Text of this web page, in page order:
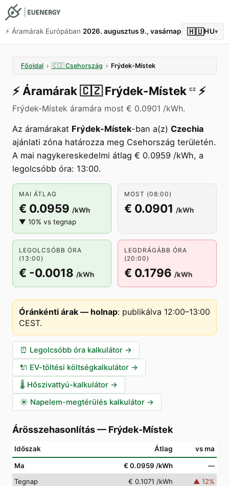
⚡️ Áramárak Európában 2026. augusztus 9., vasárnap 🇭🇺HU▾
Főoldal › 🇨🇿 Csehország › Frýdek-Místek
⚡️ Áramárak🇨🇿 Frýdek-Místek CZ ⚡️
Frýdek-Místek áramára most € 0.0901 /kWh.
Az áramárakat Frýdek-Místek-ban a(z) Czechia
ajánlati zóna határozza meg Csehország területén.
A mai nagykereskedelmi átlag € 0.0959 /kWh, a
legolcsóbb óra: 13:00.
MAI ÁTLAG
€ 0.0959 /kWh
▼ 10% vs tegnap
MOST (08:00)
€ 0.0901 /kWh
LEGOLCSÓBB ÓRA
(13:00)
€ -0.0018 /kWh
LEGDRÁGÁBB ÓRA
(20:00)
€ 0.1796 /kWh
Óránkénti árak — holnap: publikálva 12:00–13:00
CEST.
⏰ Legolcsóbb óra kalkulátor →
🔌 EV-töltési költségkalkulátor →
🌡️ Hőszivattyú-kalkulátor →
☀️ Napelem-megtérülés kalkulátor →
Árösszehasonlítás— Frýdek-Místek
Időszak Átlag vs ma
Ma € 0.0959 /kWh
—
Tegnap
€ 0.1071 /kWh ▲ 12%